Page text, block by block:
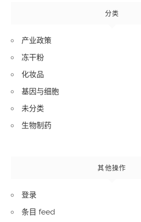
分类
产业政策
冻干粉
化妆品
基因与细胞
未分类
生物制药
其他操作
登录
条目 feed